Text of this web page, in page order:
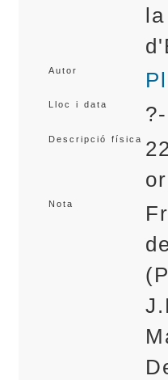
Autor
Lloc i data
Descripció física
Nota